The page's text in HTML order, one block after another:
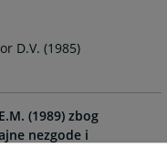
D.V. (1985)
(1989) zbog
nezgode i